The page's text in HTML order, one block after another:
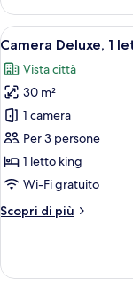
Lounge
(Sky
Executive)
Deluxe,
letti
accesso
al
Club
Lounge
(Sky
Executive)
Apri
tutte
le
foto
per
Camera
Deluxe,
1
king
9
Camera Deluxe, 1
Vista città
30 m²
1 camera
Per 3 persone
1 letto king
Wi-Fi gratuito
Scopri di più
Altri
Deluxe,